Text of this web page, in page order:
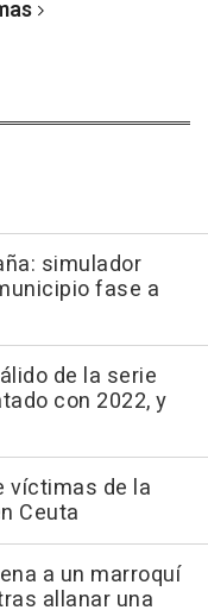
simulador
fase a
de la serie
con 2022, y
víctimas de la
Ceuta
a un marroquí
allanar una